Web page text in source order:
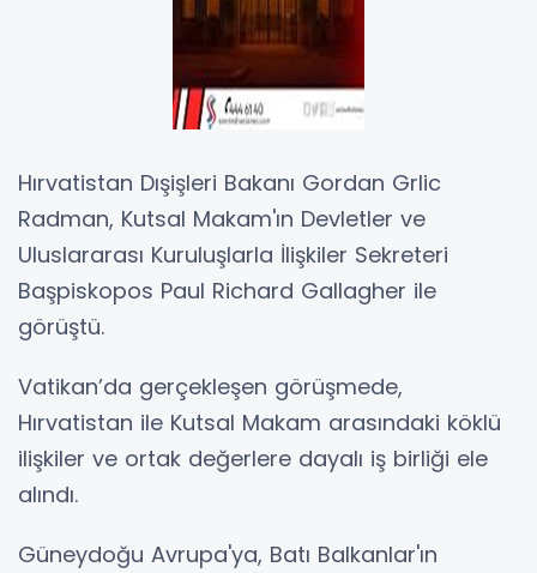
Hırvatistan Dışişleri Bakanı Gordan Grlic
Radman, Kutsal Makam'ın Devletler ve
Uluslararası Kuruluşlarla İlişkiler Sekreteri
Başpiskopos Paul Richard Gallagher ile
görüştü.
Vatikan’da gerçekleşen görüşmede,
Hırvatistan ile Kutsal Makam arasındaki köklü
ilişkiler ve ortak değerlere dayalı iş birliği ele
alındı.
Güneydoğu Avrupa'ya, Batı Balkanlar'ın